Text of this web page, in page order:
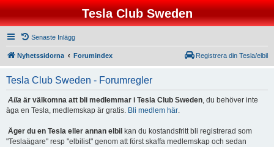
Tesla Club Sweden
Senaste Inlägg
Nyhetssidorna Forumindex Registrera din Tesla/elbil
Tesla Club Sweden - Forumregler
Alla är välkomna att bli medlemmar i Tesla Club Sweden, du behöver inte
äga en Tesla, medlemskap är gratis. Bli medlem här.
Äger du en Tesla eller annan elbil kan du kostandsfritt bli registrerad som
"Teslaägare" resp "elbilist" genom att först skaffa medlemskap och sedan